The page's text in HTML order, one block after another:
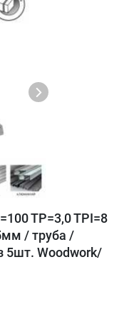
TP=3,0 TPI=8
/ труба /
5шт. Woodwork/